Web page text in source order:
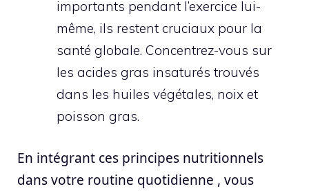
importants pendant l’exercice lui-
même, ils restent cruciaux pour la
santé globale. Concentrez-vous sur
les acides gras insaturés trouvés
dans les huiles végétales, noix et
poisson gras.
En intégrant ces principes nutritionnels
dans votre routine quotidienne , vous